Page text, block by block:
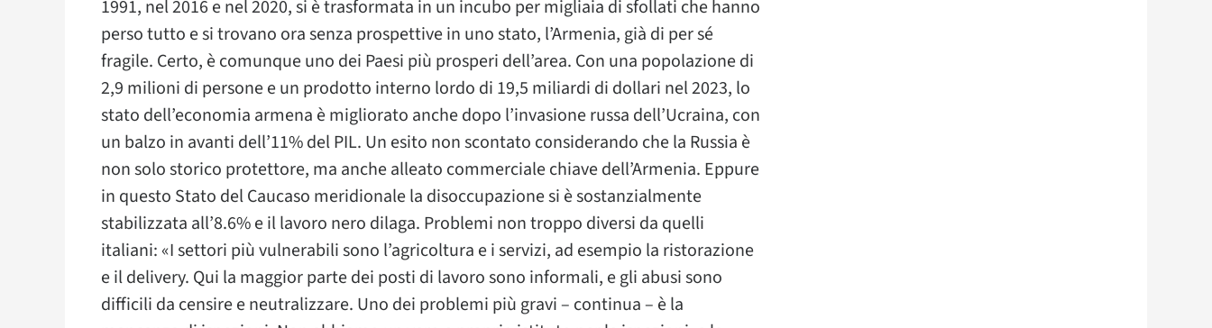
1991, nel 2016 e nel 2020, si è trasformata in un incubo per migliaia di sfollati che hanno
perso tutto e si trovano ora senza prospettive in uno stato, l’Armenia, già di per sé
fragile. Certo, è comunque uno dei Paesi più prosperi dell’area. Con una popolazione di
2,9 milioni di persone e un prodotto interno lordo di 19,5 miliardi di dollari nel 2023, lo
stato dell’economia armena è migliorato anche dopo l’invasione russa dell’Ucraina, con
un balzo in avanti dell’11% del PIL. Un esito non scontato considerando che la Russia è
non solo storico protettore, ma anche alleato commerciale chiave dell’Armenia. Eppure
in questo Stato del Caucaso meridionale la disoccupazione si è sostanzialmente
stabilizzata all’8.6% e il lavoro nero dilaga. Problemi non troppo diversi da quelli
italiani: «I settori più vulnerabili sono l’agricoltura e i servizi, ad esempio la ristorazione
e il delivery. Qui la maggior parte dei posti di lavoro sono informali, e gli abusi sono
difficili da censire e neutralizzare. Uno dei problemi più gravi – continua – è la